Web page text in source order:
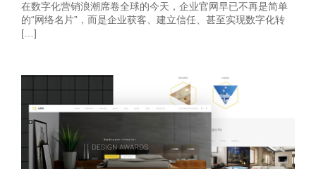
在数字化营销浪潮席卷全球的今天，企业官网早已不再是简单
的“网络名片”，而是企业获客、建立信任、甚至实现数字化转
[…]